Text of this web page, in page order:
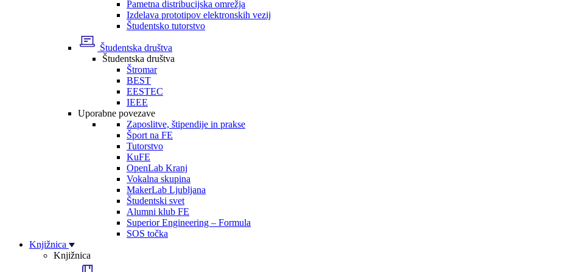
Pametna distribucijska omrežja
Izdelava prototipov elektronskih vezij
Študentsko tutorstvo
Študentska društva
Študentska društva
Štromar
BEST
EESTEC
IEEE
Uporabne povezave
Zaposlitve, štipendije in prakse
Šport na FE
Tutorstvo
KuFE
OpenLab Kranj
Vokalna skupina
MakerLab Ljubljana
Študentski svet
Alumni klub FE
Superior Engineering – Formula
SOS točka
Knjižnica
Knjižnica